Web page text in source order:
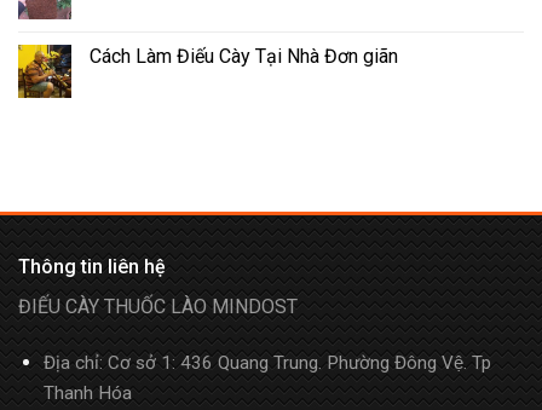
Cách Làm Điếu Cày Tại Nhà Đơn giãn
Thông tin liên hệ
ĐIẾU CÀY THUỐC LÀO MINDOST
Địa chỉ: Cơ sở 1: 436 Quang Trung. Phường Đông Vệ. Tp
Thanh Hóa